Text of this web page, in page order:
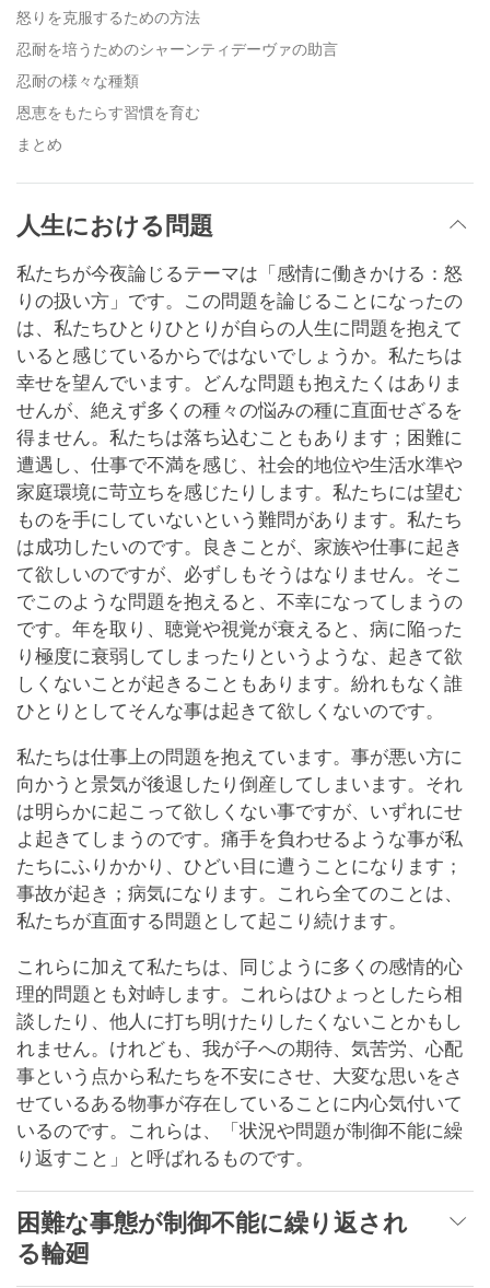
怒りを克服するための方法
忍耐を培うためのシャーンティデーヴァの助言
忍耐の様々な種類
恩恵をもたらす習慣を育む
まとめ
人生における問題
私たちが今夜論じるテーマは「感情に働きかける：怒
りの扱い方」です。この問題を論じることになったの
は、私たちひとりひとりが自らの人生に問題を抱えて
いると感じているからではないでしょうか。私たちは
幸せを望んでいます。どんな問題も抱えたくはありま
せんが、絶えず多くの種々の悩みの種に直面せざるを
得ません。私たちは落ち込むこともあります；困難に
遭遇し、仕事で不満を感じ、社会的地位や生活水準や
家庭環境に苛立ちを感じたりします。私たちには望む
ものを手にしていないという難問があります。私たち
は成功したいのです。良きことが、家族や仕事に起き
て欲しいのですが、必ずしもそうはなりません。そこ
でこのような問題を抱えると、不幸になってしまうの
です。年を取り、聴覚や視覚が衰えると、病に陥った
り極度に衰弱してしまったりというような、起きて欲
しくないことが起きることもあります。紛れもなく誰
ひとりとしてそんな事は起きて欲しくないのです。
私たちは仕事上の問題を抱えています。事が悪い方に
向かうと景気が後退したり倒産してしまいます。それ
は明らかに起こって欲しくない事ですが、いずれにせ
よ起きてしまうのです。痛手を負わせるような事が私
たちにふりかかり、ひどい目に遭うことになります；
事故が起き；病気になります。これら全てのことは、
私たちが直面する問題として起こり続けます。
これらに加えて私たちは、同じように多くの感情的心
理的問題とも対峙します。これらはひょっとしたら相
談したり、他人に打ち明けたりしたくないことかもし
れません。けれども、我が子への期待、気苦労、心配
事という点から私たちを不安にさせ、大変な思いをさ
せているある物事が存在していることに内心気付いて
いるのです。これらは、「状況や問題が制御不能に繰
り返すこと」と呼ばれるものです。
困難な事態が制御不能に繰り返され
る輪廻